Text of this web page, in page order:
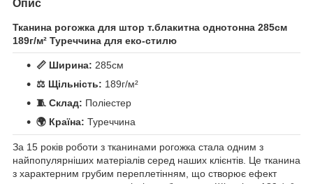
Опис
Тканина рогожка для штор т.блакитна однотонна 285см
189г/м² Туреччина для еко-стилю
📏 Ширина: 285см
⚖️ Щільність: 189г/м²
🧵 Склад: Поліестер
🌍 Країна: Туреччина
За 15 років роботи з тканинами рогожка стала одним з
найпопулярніших матеріалів серед наших клієнтів. Це тканина
з характерним грубим переплетінням, що створює ефект